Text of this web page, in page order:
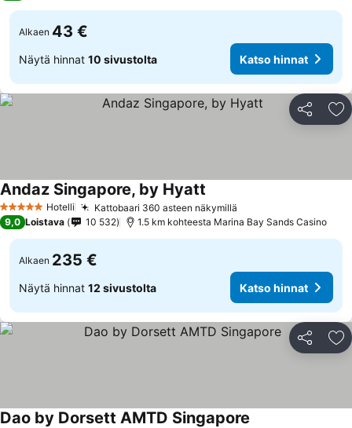
Alkaen 43 €
Näytä hinnat 10 sivustolta Katso hinnat
Jaa
5 Tähtiluokitus
Hotelli Kattobaari 360 asteen näkymillä
Andaz Singapore, by Hyatt
9,0 Loistava 10 532 1.5 km kohteesta Marina Bay Sands Casino
Alkaen 235 €
Näytä hinnat 12 sivustolta Katso hinnat
Jaa
Dao by Dorsett AMTD Singapore